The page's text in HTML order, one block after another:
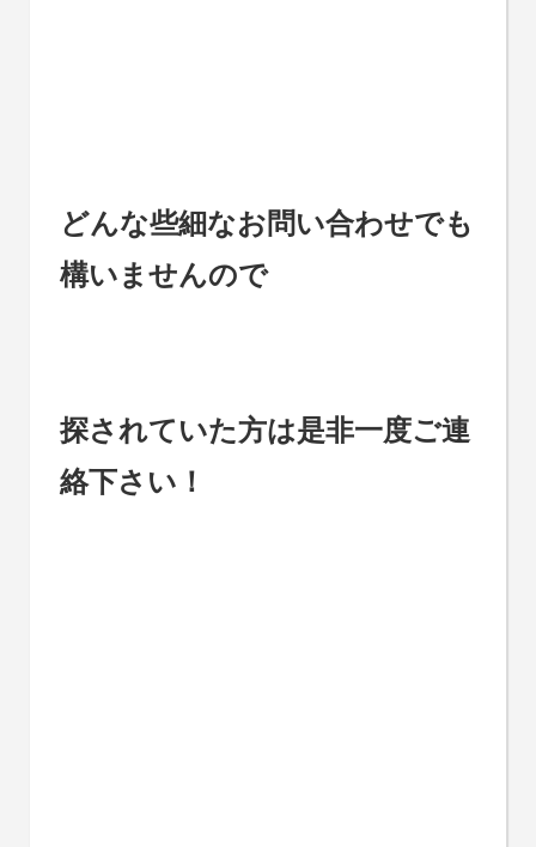
どんな些細なお問い合わせでも
構いませんので
探されていた方は是非一度ご連
絡下さい！